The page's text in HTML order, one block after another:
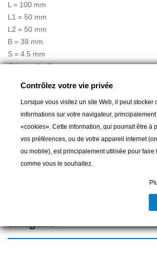
L = 100 mm
L1 = 50 mm
L2 = 50 mm
B = 38 mm
S = 4.5 mm
Ø trou = 6 x 5 mm
Ajouter au panier
Livrable et disponible en magasin
16 autres produits dans la
catégorie :
Contrôlez votre vie privée
Lorsque vous visitez un site Web, il peut stocker
informations sur votre navigateur,
«cookies». Cette information, qui pourrait être à
vos préférences, ou de votre appareil internet
ou mobile), est principalement utilisée pour faire
comme vous le souhaitez.